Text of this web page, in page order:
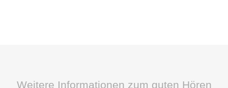
Weitere Informationen zum guten Hören